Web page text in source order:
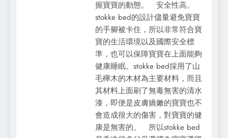
握寶寶的動態。 安全性高。
stokke bed的設計儘量避免寶寶
的手腳被卡住，所以非常符合寶
寶的生活環境以及國際安全標
準，也可以保障寶寶在上面能夠
健康睡眠。stokke bed採用了山
毛櫸木的木材為主要材料，而且
其材料上面刷了無毒無害的清水
漆，即便是皮膚嬌嫩的寶寶也不
會造成很大的傷害，對寶寶的健
康是無害的。 所以stokke bed